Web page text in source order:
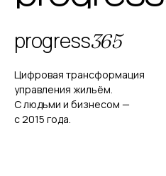
progress365
Цифровая трансформация
управления жильём.
С людьми и бизнесом —
с 2015 года.